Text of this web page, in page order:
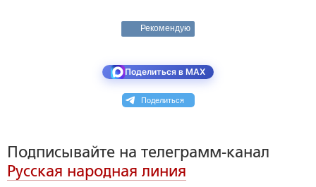
Рекомендую
Поделиться в MAX
Поделиться
Подписывайте на телеграмм-канал
Русская народная линия